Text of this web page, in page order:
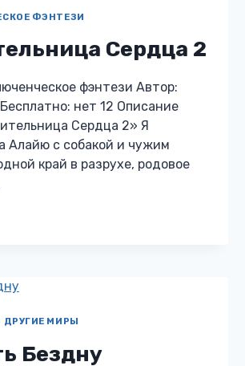
ФЭНТЕЗИ
Сердца 2
фэнтези Автор:
нет 12 Описание
Сердца 2» Я
Алайю с собакой и чужим
край в разрухе, родовое
МИРЫ
Бездну